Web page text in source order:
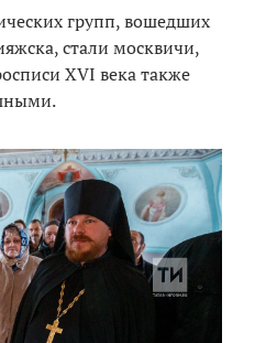
групп, вошедших
стали москвичи,
XVI века также